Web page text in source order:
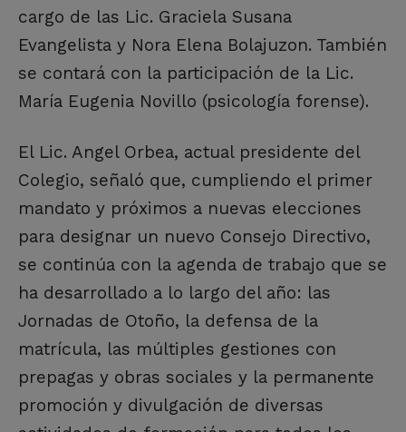
cargo de las Lic. Graciela Susana
Evangelista y Nora Elena Bolajuzon. También
se contará con la participación de la Lic.
María Eugenia Novillo (psicología forense).
El Lic. Angel Orbea, actual presidente del
Colegio, señaló que, cumpliendo el primer
mandato y próximos a nuevas elecciones
para designar un nuevo Consejo Directivo,
se continúa con la agenda de trabajo que se
ha desarrollado a lo largo del año: las
Jornadas de Otoño, la defensa de la
matrícula, las múltiples gestiones con
prepagas y obras sociales y la permanente
promoción y divulgación de diversas